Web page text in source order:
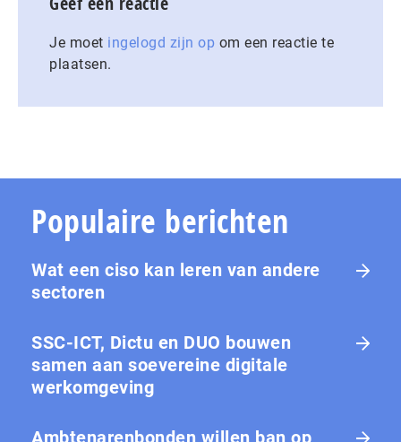
Je moet ingelogd zijn op om een reactie te
plaatsen.
Populaire berichten
Wat een ciso kan leren van andere
sectoren
SSC-ICT, Dictu en DUO bouwen
samen aan soevereine digitale
werkomgeving